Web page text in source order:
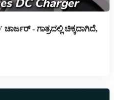
- ಗಾತ್ರದಲ್ಲಿ ಚಿಕ್ಕದಾಗಿದೆ,